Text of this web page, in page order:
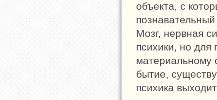
объекта, с
Мозг, нервная
психики, но
материальному
бытие,
психика